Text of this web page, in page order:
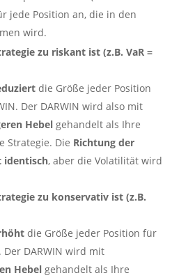
jede Position an, die in den
wird.
zu riskant ist (z.B. VaR =
die Größe jeder Position
Der DARWIN wird also mit
Hebelgehandelt als Ihre
Strategie. Die Richtung der
identisch, aber die Volatilität wird
zu konservativ ist (z.B.
die Größe jeder Position für
Der DARWIN wird mit
Hebelgehandelt als Ihre